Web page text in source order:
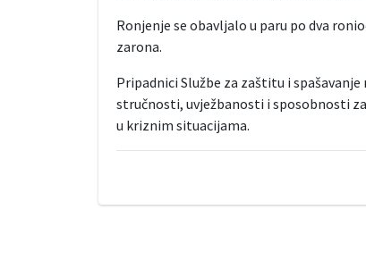
Ronjenje se obavljalo u paru po dva
zarona.
Pripadnici Službe za zaštitu i
stručnosti, uvježbanosti i sposobnosti
u kriznim situacijama.